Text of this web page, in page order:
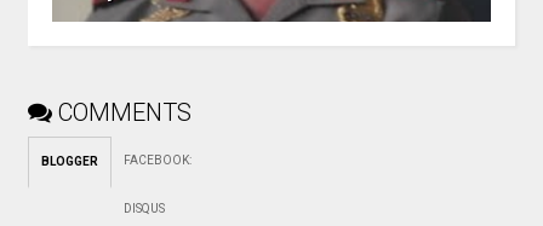
COMMENTS
BLOGGER FACEBOOK:
DISQUS